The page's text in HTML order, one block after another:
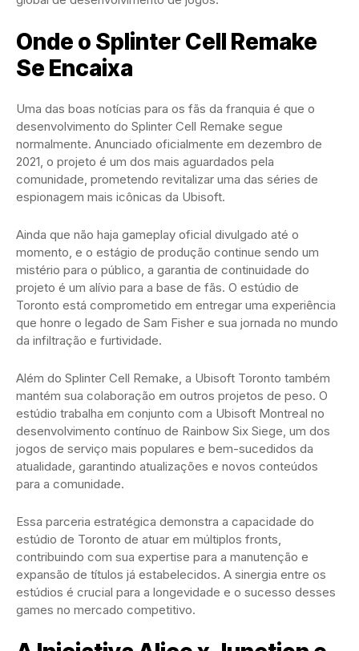
Onde o Splinter Cell Remake
Se Encaixa
Uma das boas notícias para os fãs da franquia é que o
desenvolvimento do Splinter Cell Remake segue
normalmente. Anunciado oficialmente em dezembro de
2021, o projeto é um dos mais aguardados pela
comunidade, prometendo revitalizar uma das séries de
espionagem mais icônicas da Ubisoft.
Ainda que não haja gameplay oficial divulgado até o
momento, e o estágio de produção continue sendo um
mistério para o público, a garantia de continuidade do
projeto é um alívio para a base de fãs. O estúdio de
Toronto está comprometido em entregar uma experiência
que honre o legado de Sam Fisher e sua jornada no mundo
da infiltração e furtividade.
Além do Splinter Cell Remake, a Ubisoft Toronto também
mantém sua colaboração em outros projetos de peso. O
estúdio trabalha em conjunto com a Ubisoft Montreal no
desenvolvimento contínuo de Rainbow Six Siege, um dos
jogos de serviço mais populares e bem-sucedidos da
atualidade, garantindo atualizações e novos conteúdos
para a comunidade.
Essa parceria estratégica demonstra a capacidade do
estúdio de Toronto de atuar em múltiplos fronts,
contribuindo com sua expertise para a manutenção e
expansão de títulos já estabelecidos. A sinergia entre os
estúdios é crucial para a longevidade e o sucesso desses
games no mercado competitivo.